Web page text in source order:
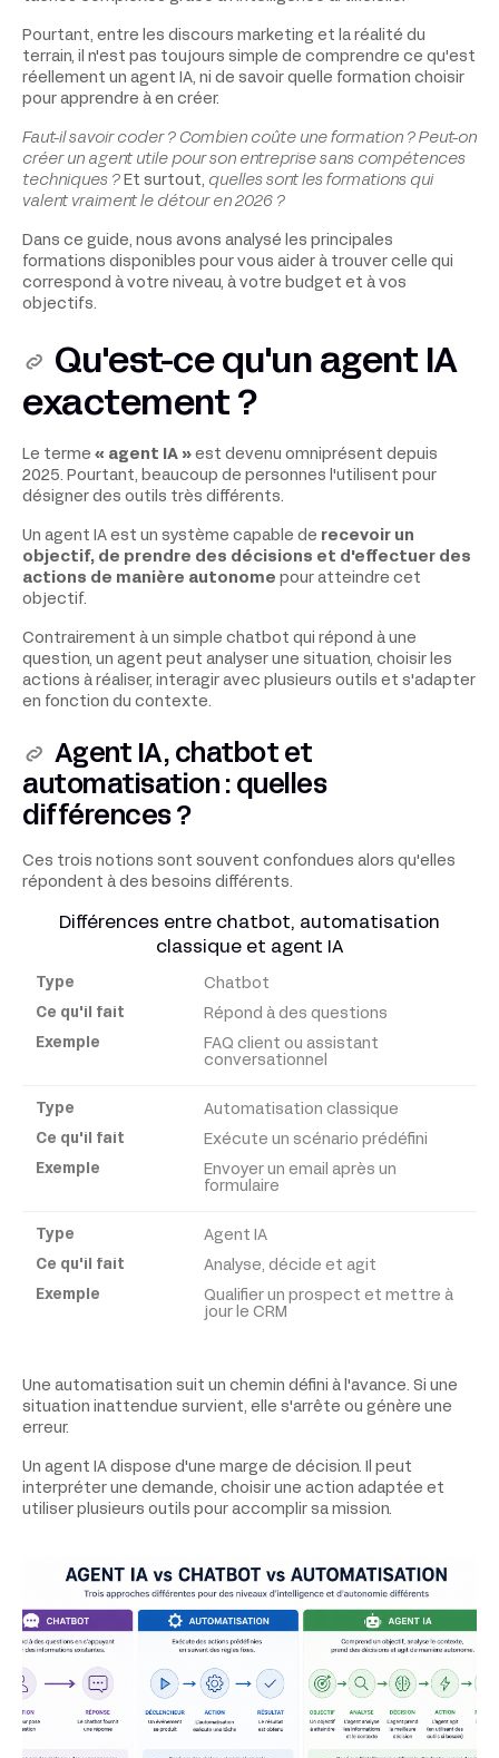
Pourtant, entre les discours marketing et la réalité du
terrain, il n'est pas toujours simple de comprendre ce qu'est
réellement un agent IA, ni de savoir quelle formation choisir
pour apprendre à en créer.
Faut-il savoir coder ? Combien coûte une formation ? Peut-on
créer un agent utile pour son entreprise sans compétences
techniques ? Et surtout, quelles sont les formations qui
valent vraiment le détour en 2026 ?
Dans ce guide, nous avons analysé les principales
formations disponibles pour vous aider à trouver celle qui
correspond à votre niveau, à votre budget et à vos
objectifs.
Qu'est-ce qu'un agent IA
exactement ?
Le terme « agent IA » est devenu omniprésent depuis
2025. Pourtant, beaucoup de personnes l'utilisent pour
désigner des outils très différents.
Un agent IA est un système capable de recevoir un
objectif, de prendre des décisions et d'effectuer des
actions de manière autonome pour atteindre cet
objectif.
Contrairement à un simple chatbot qui répond à une
question, un agent peut analyser une situation, choisir les
actions à réaliser, interagir avec plusieurs outils et s'adapter
en fonction du contexte.
Agent IA, chatbot et
automatisation : quelles
différences ?
Ces trois notions sont souvent confondues alors qu'elles
répondent à des besoins différents.
Différences entre chatbot, automatisation
classique et agent IA
Type
Ce
fait
Exemple
Chatbot
Répond à des questions
FAQ client ou assistant
conversationnel
Automatisation classique
Exécute un scénario prédéfini
Envoyer un email après un
formulaire
Agent IA
Analyse, décide et agit
Qualifier un prospect et mettre à
jour le CRM
Une automatisation suit un chemin défini à l'avance. Si une
situation inattendue survient, elle s'arrête ou génère une
erreur.
Un agent IA dispose d'une marge de décision. Il peut
interpréter une demande, choisir une action adaptée et
utiliser plusieurs outils pour accomplir sa mission.